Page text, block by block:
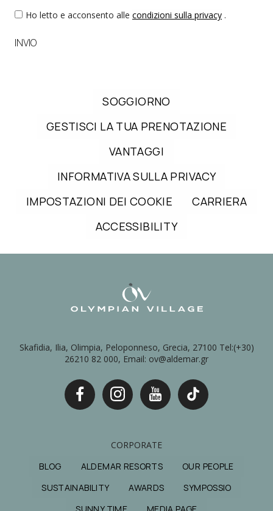
Ho letto e acconsento alle condizioni sulla privacy .
INVIO
SOGGIORNO
GESTISCI LA TUA PRENOTAZIONE
VANTAGGI
INFORMATIVA SULLA PRIVACY
IMPOSTAZIONI DEI COOKIE
CARRIERA
ACCESSIBILITY
Skafidia, Ilia, Olimpia, Peloponneso, Grecia, 27100 Tel:(+30)
26210 82 000, Email: ov@aldemar.gr
CORPORATE
BLOG
ALDEMAR RESORTS
OUR PEOPLE
SUSTAINABILITY
AWARDS
SYMPOSSIO